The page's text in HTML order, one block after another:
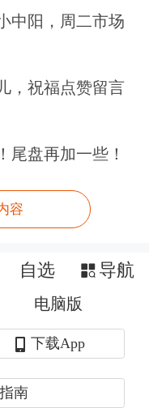
融合‘5G+
突破传统监管
本持续下降，
慧化发展示范
示，将加大口
中阳，周二市场
，祝福点赞留言
尾盘再加一些！
容
自选 导航
电脑版
下载App
南